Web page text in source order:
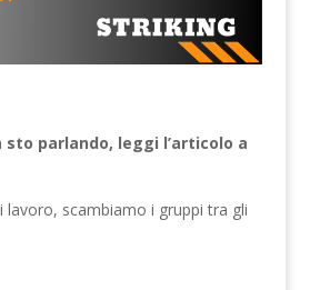
sto parlando, leggi l’articolo a
lavoro, scambiamo i gruppi tra gli